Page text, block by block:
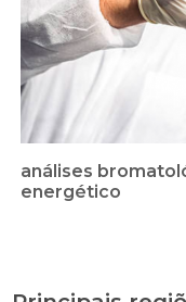
análises
energético